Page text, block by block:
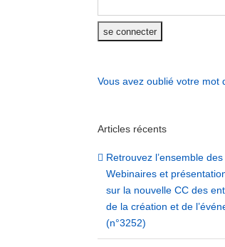
Vous avez oublié votre mot
Articles récents
Retrouvez l’ensemble des
Webinaires et
sur la nouvelle CC des
de la création et de
(n°3252)